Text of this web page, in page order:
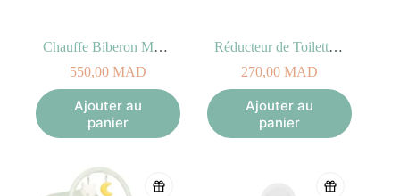
Chauffe Biberon Maison et Voiture Easy +
550,00 MAD
Ajouter au
panier
Réducteur de Toilette Vert avec Poignées (18M+)
270,00 MAD
Ajouter au
panier